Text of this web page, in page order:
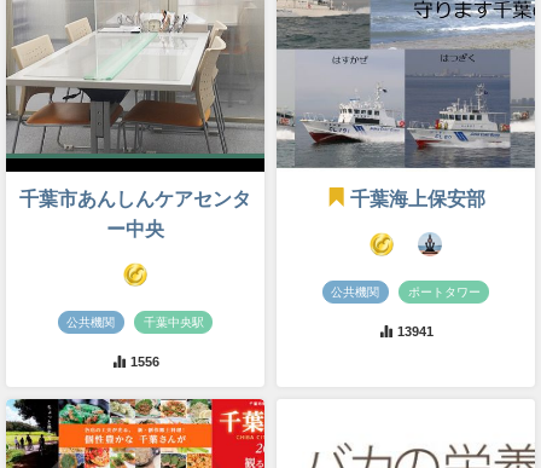
千葉市あんしんケアセンタ
ー中央
公共機関 千葉中央駅
1556
千葉海上保安部
公共機関 ポートタワー
13941